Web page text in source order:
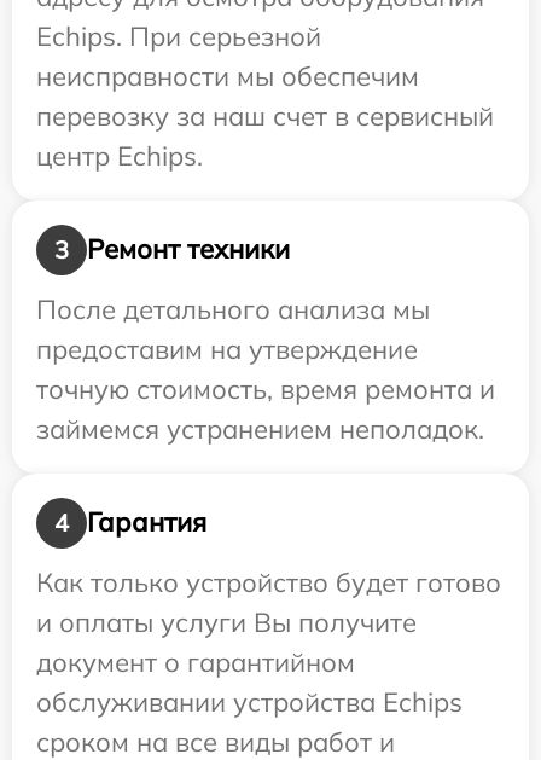
Echips. При серьезной
неисправности мы обеспечим
перевозку за наш счет в сервисный
центр Echips.
3
Ремонт техники
После детального анализа мы
предоставим на утверждение
точную стоимость, время ремонта и
займемся устранением неполадок.
4
Гарантия
Как только устройство будет готово
и оплаты услуги Вы получите
документ о гарантийном
обслуживании устройства Echips
сроком на все виды работ и